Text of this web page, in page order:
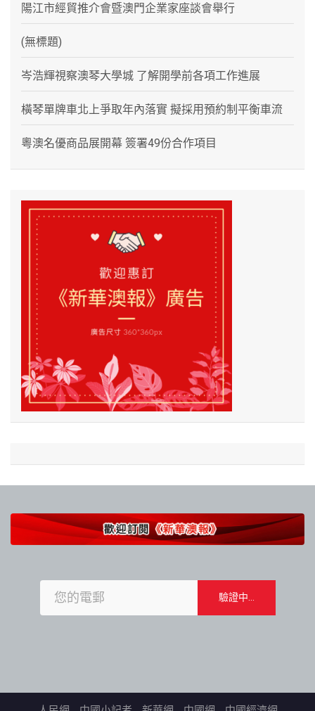
陽江市經貿推介會暨澳門企業家座談會舉行
(無標題)
岑浩輝視察澳琴大學城 了解開學前各項工作進展
橫琴單牌車北上爭取年內落實 擬採用預約制平衡車流
粵澳名優商品展開幕 簽署49份合作項目